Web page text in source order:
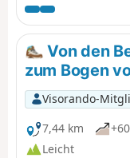
Buchten und
Kiesstränden
türkisfarbenen
Augenweide.
Küstenweg ist
Man bewegt sich
Felsen und mit
fort.
Von den
zum Bogen
Visorando-
7,44 km
Leicht